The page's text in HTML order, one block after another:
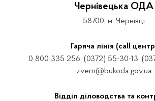
Чернівецька ОДА
58700, м. Чернівці
Гаряча лінія (call
0 800 335 256, (0372) 55-30-13,
zvern@bukoda.gov.ua
Відділ діловодства та